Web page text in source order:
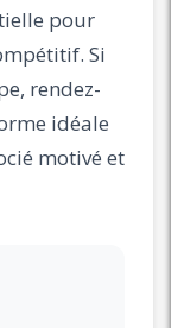
pour
Si
rendez-
idéale
motivé et